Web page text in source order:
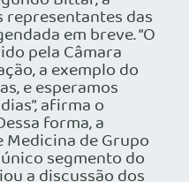
das
em breve. “O
pela Câmara
a exemplo do
e esperamos
afirma o
forma, a
de Grupo
segmento do